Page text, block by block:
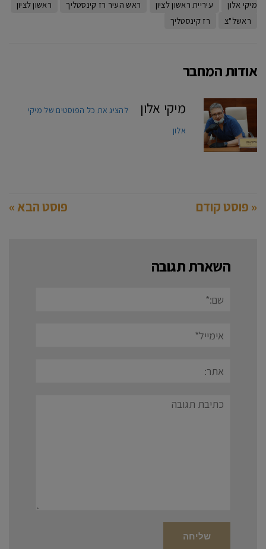
מיקי אלון
עיריית ראשון לציון ראש העיר רז קינסטליך
ראשון לציון
ראשל"צ
רז קינסטליך
אודות המחבר
מיקי אלון
להציג את כל הפוסטים של מיקי
אלון
« פוסט קודם פוסט הבא »
השארת תגובה
תגובה